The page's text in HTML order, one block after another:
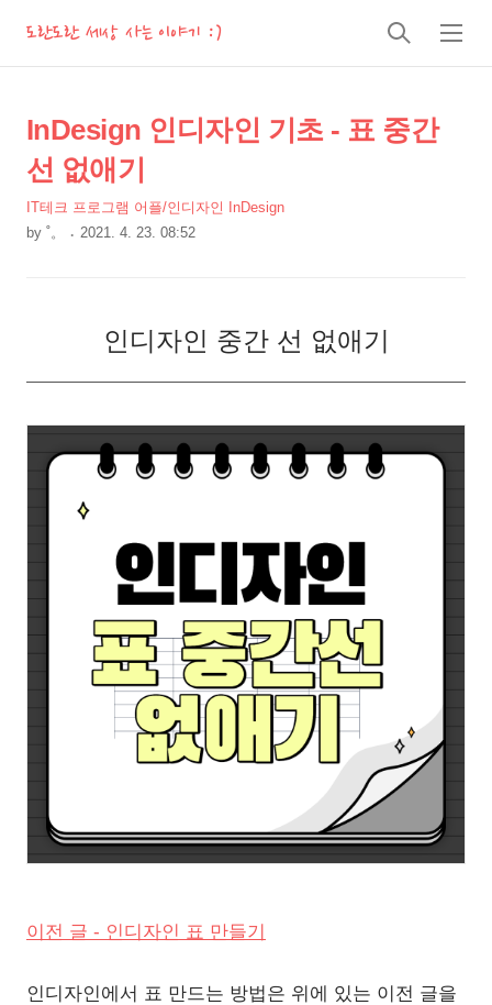
도란도란 세상 사는 이야기 :)
검
메
상
세
컨
텐
츠
본
제
목
InDesign 인디자인 기초 - 표 중간
선 없애기
IT테크 프로그램 어플/인디자인 InDesign
by ˚。 2021. 4. 23. 08:52
인디자인 중간 선 없애기
이전 글 - 인디자인 표 만들기
인디자인에서 표 만드는 방법은 위에 있는 이전 글을